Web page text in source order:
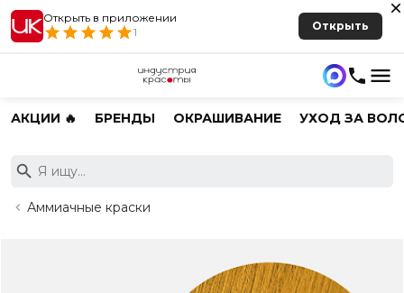
Открыть в приложении
1
Открыть
АКЦИИ 🔥 БРЕНДЫ ОКРАШИВАНИЕ УХОД ЗА
Аммиачные краски